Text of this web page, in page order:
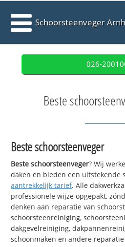
Schoorsteenveger
026-
Beste
Beste schoorsteenveger
Beste schoorsteenveger? Wij
daken en bieden een uitstekende
aantrekkelijk tarief. Alle
professionele wijze opgepakt,
denken aan reparatie van
schoorsteenreiniging,
dakgevelreiniging,
schoonmaken en andere